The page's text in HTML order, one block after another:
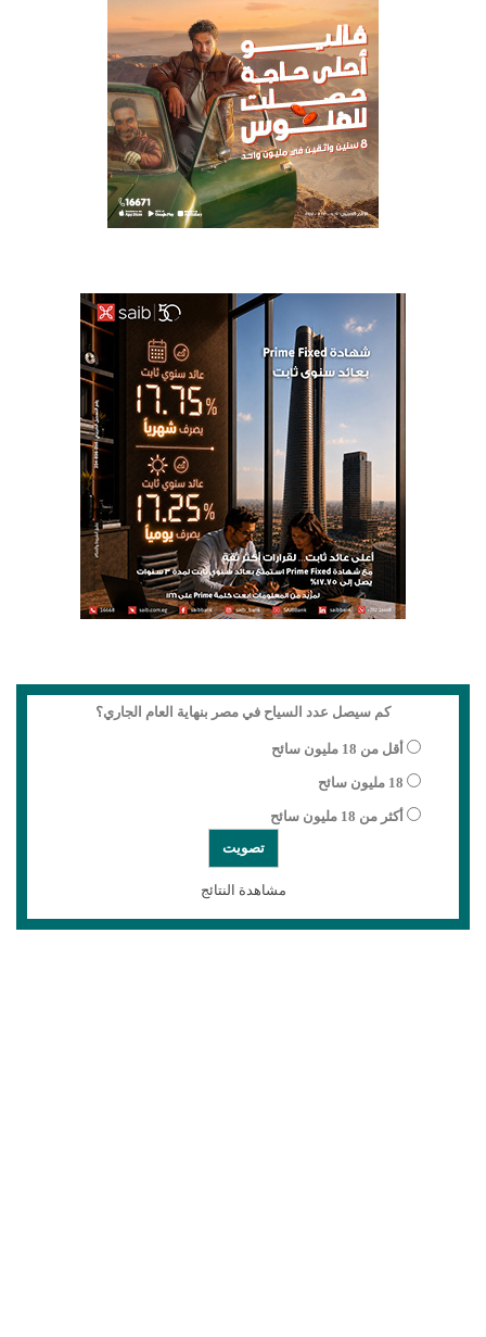
كم سيصل عدد السياح في مصر بنهاية العام الجاري؟
أقل من 18 مليون سائح
18 مليون سائح
أكثر من 18 مليون سائح
مشاهدة النتائج